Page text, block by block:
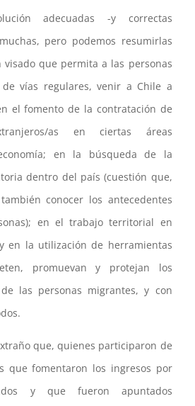
adecuadas -y correctas
pero podemos resumirlas
que permita a las personas
vías regulares, venir a Chile a
el fomento de la contratación de
as en ciertas áreas
en la búsqueda de la
dentro del país (cuestión que,
conocer los antecedentes
en el trabajo territorial en
en la utilización de herramientas
promuevan y protejan los
las personas migrantes, y con
que, quienes participaron de
que fomentaron los ingresos por
y que fueron apuntados